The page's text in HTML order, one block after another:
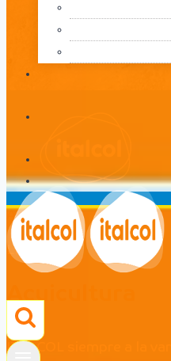
Acuicultura
LÍNEA
Acuicultura
ITALCOL siempre a la